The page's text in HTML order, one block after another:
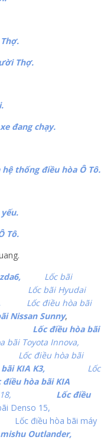
Thợ.
đang chạy.
thống điều hòa Ô Tô.
Tô.
Lốc bãi
Lốc bãi Hyudai
Lốc điều hòa bãi
Nissan Sunny,
Lốc điều hòa bãi
bãi Toyota Innova,
Lốc điều hòa bãi
KIA K3,
Lốc
điều hòa bãi KIA
Lốc điều
Denso 15,
Lốc điều hòa bãi máy
Outlander,